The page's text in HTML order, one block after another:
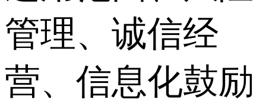
管理、诚信经
营、信息化鼓励